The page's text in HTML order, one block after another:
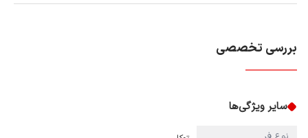
بررسی تخصصی
سایر ویژگی‌ها